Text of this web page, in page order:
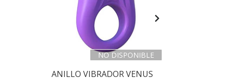
NO DISPONIBLE
ANILLO VIBRADOR VENUS